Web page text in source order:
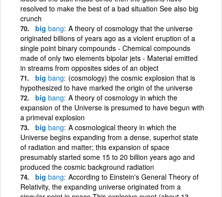
resolved to make the best of a bad situation See also big
crunch
big bang A theory of cosmology that the universe
originated billions of years ago as a violent eruption of a
single point binary compounds - Chemical compounds
made of only two elements bipolar jets - Material emitted
in streams from opposites sides of an object
big bang (cosmology) the cosmic explosion that is
hypothesized to have marked the origin of the universe
big bang A theory of cosmology in which the
expansion of the Universe is presumed to have begun with
a primeval explosion
big bang A cosmological theory in which the
Universe begins expanding from a dense, superhot state
of radiation and matter; this expansion of space
presumably started some 15 to 20 billion years ago and
produced the cosmic background radiation
big bang According to Einstein's General Theory of
Relativity, the expanding universe originated from a